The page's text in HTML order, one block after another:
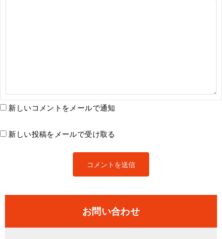
新しいコメントをメールで通知
新しい投稿をメールで受け取る
お問い合わせ